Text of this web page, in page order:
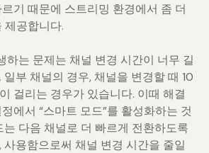
기 때문에 스트리밍 환경에서 좀 더
제공합니다.
하는 문제는 채널 변경 시간이 너무 길
부 채널의 경우, 채널을 변경할 때 10
걸리는 경우가 있습니다. 이때 해결
에서 “스마트 모드”를 활성화하는 것
는 다음 채널로 더 빠르게 전환하도록
사용함으로써 채널 변경 시간을 줄일